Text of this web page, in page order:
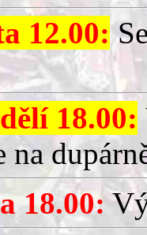
12.00:
18.00:
18.00: